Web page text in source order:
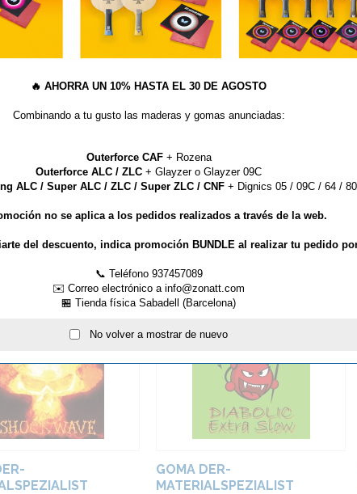
Amarilla Der-
amarillo. Excelente para
de todo tipo. La
abiertos. La superficie
de poros se pegará a la
aumenta con el grosor
esta esponja tiene la
una hoja adhesiva MSP
(*) Este artículo no admite
ARTÍCULOS QUE TE PUEDEN INTERESAR...
GOMA DER-
MATERIALSPEZIALIST
🔥 AHORRA UN 10% HASTA EL 30 DE AGOSTO
Combinando a tu gusto las maderas y gomas anunciadas:
Outerforce CAF+ Rozena
Outerforce ALC / ZLC + Glayzer o Glayzer 09C
ALC / Super ALC / ZLC / Super ZLC / CNF + Dignics 05 / 09C / 64 / 80
no se aplica a los pedidos realizados a través de la web.
del descuento, indica promoción BUNDLE al realizar tu pedido
📞 Teléfono 937457089
✉️ Correo electrónico a info@zonatt.com
🏪 Tienda física Sabadell (Barcelona)
No volver a mostrar de nuevo